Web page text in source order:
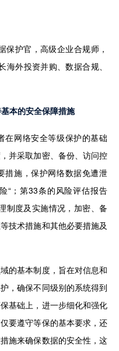
保护官，高级企业合规师，
外投资并购、数据合规、
本的安全保障措施
在网络安全等级保护的基础
并采取加密、备份、访问控
措施，保护网络数据免遭泄
“；第33条的风险评估报告
制度及实施情况，加密、备
技术措施和其他必要措施及
的基本制度，旨在对信息和
，确保不同级别的系统得到
基础上，进一步细化和强化
要遵守等保的基本要求，还
施来确保数据的安全性，这